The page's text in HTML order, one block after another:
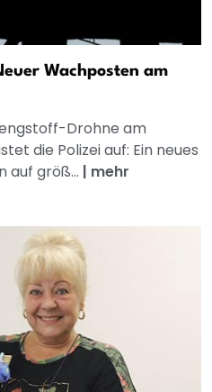
Wachposten am
Drohne am
die Polizei auf: Ein neues
auf größ... | mehr